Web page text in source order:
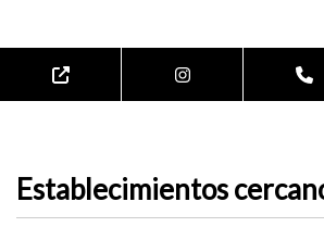
Establecimientos